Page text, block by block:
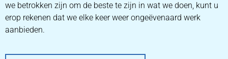
we betrokken zijn om de beste te zijn in wat we doen, kunt u
erop rekenen dat we elke keer weer ongeëvenaard werk
aanbieden.